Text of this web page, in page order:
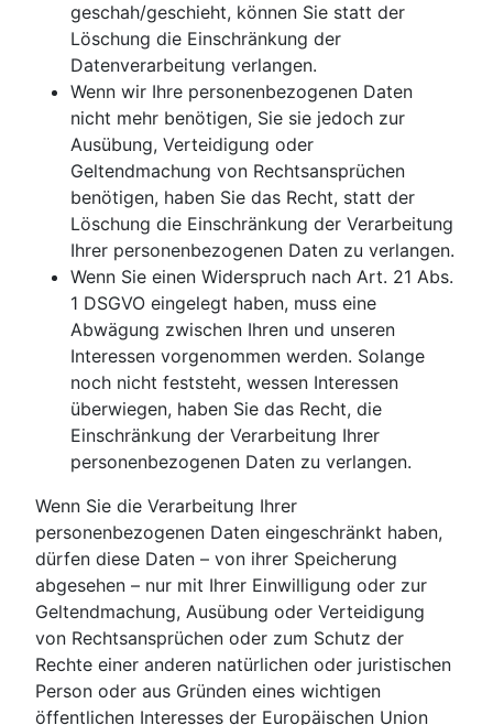
geschah/geschieht, können Sie statt der
Löschung die Einschränkung der
Datenverarbeitung verlangen.
Wenn wir Ihre personenbezogenen Daten
nicht mehr benötigen, Sie sie jedoch zur
Ausübung, Verteidigung oder
Geltendmachung von Rechtsansprüchen
benötigen, haben Sie das Recht, statt der
Löschung die Einschränkung der Verarbeitung
Ihrer personenbezogenen Daten zu verlangen.
Wenn Sie einen Widerspruch nach Art. 21 Abs.
1 DSGVO eingelegt haben, muss eine
Abwägung zwischen Ihren und unseren
Interessen vorgenommen werden. Solange
noch nicht feststeht, wessen Interessen
überwiegen, haben Sie das Recht, die
Einschränkung der Verarbeitung Ihrer
personenbezogenen Daten zu verlangen.
Wenn Sie die Verarbeitung Ihrer
personenbezogenen Daten eingeschränkt haben,
dürfen diese Daten – von ihrer Speicherung
abgesehen – nur mit Ihrer Einwilligung oder zur
Geltendmachung, Ausübung oder Verteidigung
von Rechtsansprüchen oder zum Schutz der
Rechte einer anderen natürlichen oder juristischen
Person oder aus Gründen eines wichtigen
öffentlichen Interesses der Europäischen Union